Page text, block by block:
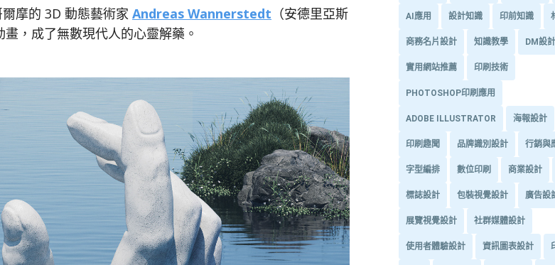
摩的 3D 動態藝術家 Andreas Wannerstedt （安德里亞斯
，成了無數現代人的心靈解藥。
AI應用 設計知識 印前知識
商務名片設計 知識教學 DM設計
實用網站推薦 印刷技術
PHOTOSHOP印刷應用
ADOBE ILLUSTRATOR 海報設計
印刷趣聞 品牌識別設計 行銷與
字型編排 數位印刷 商業設計
標誌設計 包裝視覺設計 廣告設
展覽視覺設計 社群媒體設計
使用者體驗設計 資訊圖表設計